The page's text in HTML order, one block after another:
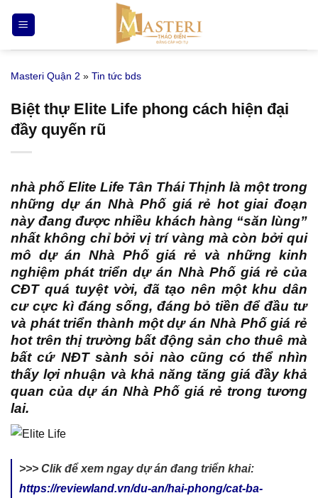
qua
nội
Masteri Quận 2 » Tin tức bds
Biệt thự Elite Life phong cách hiện đại
đầy quyến rũ
nhà phố Elite Life Tân Thái Thịnh là một trong
những dự án Nhà Phố giá rẻ hot giai đoạn
này đang được nhiều khách hàng “săn lùng”
nhất không chỉ bởi vị trí vàng mà còn bởi qui
mô dự án Nhà Phố giá rẻ và những kinh
nghiệm phát triển dự án Nhà Phố giá rẻ của
CĐT quá tuyệt vời, đã tạo nên một khu dân
cư cực kì đáng sống, đáng bỏ tiền để đầu tư
và phát triển thành một dự án Nhà Phố giá rẻ
hot trên thị trường bất động sản cho thuê mà
bất cứ NĐT sành sỏi nào cũng có thể nhìn
thấy lợi nhuận và khả năng tăng giá đầy khả
quan của dự án Nhà Phố giá rẻ trong tương
lai.
>>> Clik để xem ngay dự án đang triển khai:
https://reviewland.vn/du-an/hai-phong/cat-ba-